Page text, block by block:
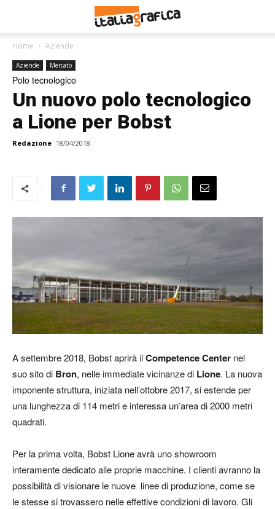
Home Aziende
Aziende Mercato
Polo tecnologico
Un nuovo polo tecnologico
a Lione per Bobst
Redazione 18/04/2018
A settembre 2018, Bobst aprirà ilCompetence Center nel
suo sito di Bron, nelle immediate vicinanze di Lione. La nuova
imponente struttura, iniziata nell’ottobre 2017, si estende per
una lunghezza di 114 metri e interessa un’area di 2000 metri
quadrati.
Per la prima volta, Bobst Lione avrà uno showroom
interamente dedicato alle proprie macchine. I clienti avranno la
possibilità di visionare le nuove linee di produzione, come se
le stesse si trovassero nelle effettive condizioni di lavoro. Gli